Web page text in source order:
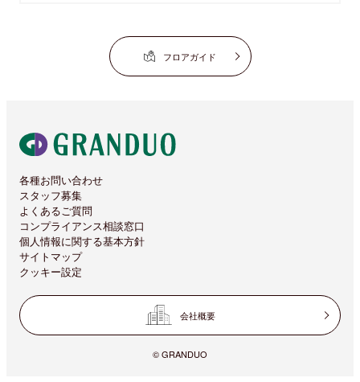
フロアガイド
各種お問い合わせ
スタッフ募集
よくあるご質問
コンプライアンス相談窓口
個人情報に関する基本方針
サイトマップ
クッキー設定
会社概要
© GRANDUO